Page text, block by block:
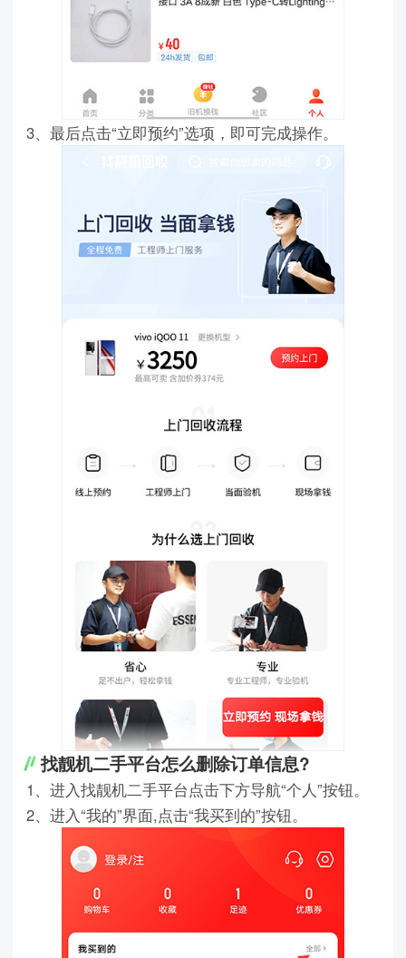
3、最后点击“立即预约”选项，即可完成操作。
找靓机二手平台怎么删除订单信息?
1、进入找靓机二手平台点击下方导航“个人”按钮。
2、进入“我的”界面,点击“我买到的”按钮。